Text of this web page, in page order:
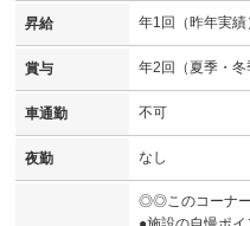
昇給 年1回（昨年実績
賞与 年2回（夏季・冬
車通勤 不可
夜勤 なし
◎◎このコーナー